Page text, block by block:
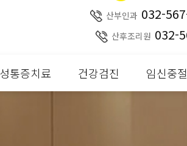
산부인과 032-
산후조리원 032-
통증치료 건강검진 임신중